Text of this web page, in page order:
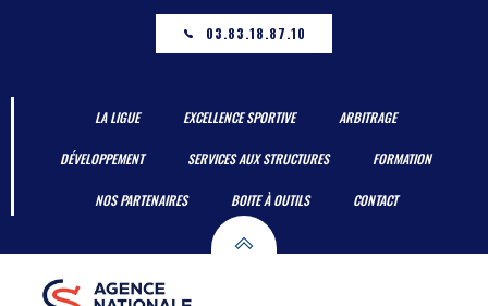
03.83.18.87.10
LA LIGUE EXCELLENCE SPORTIVE ARBITRAGE
DÉVELOPPEMENT SERVICES AUX STRUCTURES FORMATION
NOS PARTENAIRES BOITE À OUTILS CONTACT